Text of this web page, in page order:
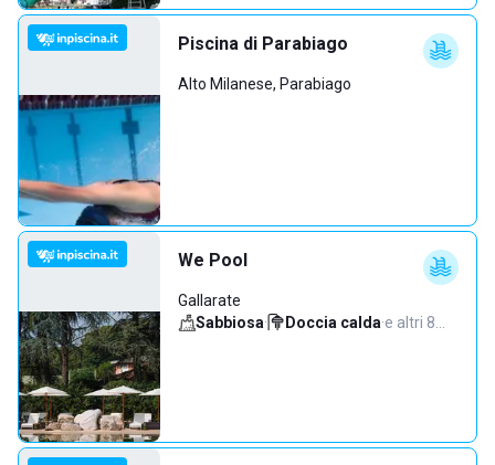
Piscina di Parabiago
Alto Milanese, Parabiago
We Pool
Gallarate
Sabbiosa· Doccia calda·e altri 8…